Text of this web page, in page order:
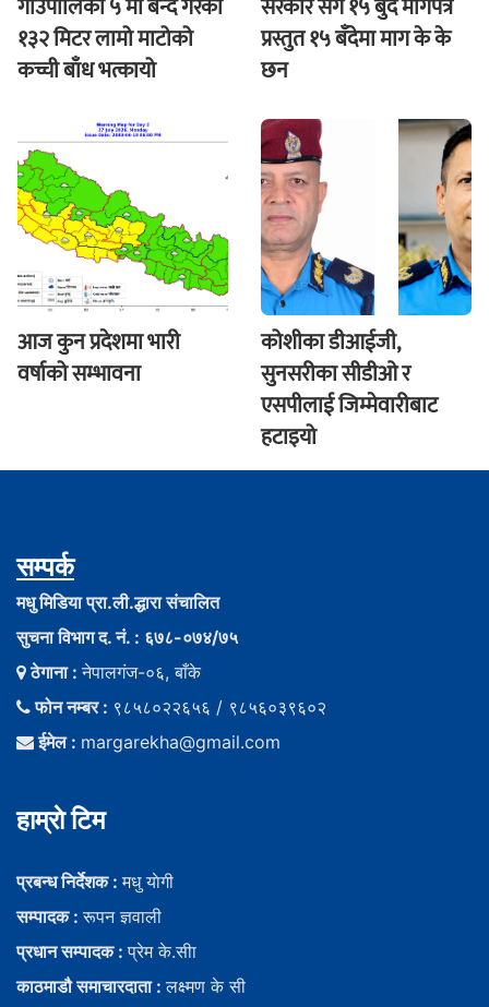
गाउँपालिका ५ मा बन्दै गरेका
१३२ मिटर लामो माटोको
कच्ची बाँध भत्कायो
सरकार संग १५ बुँदे मागपत्र
प्रस्तुत १५ बँदेमा माग के के
छन
आज कुन प्रदेशमा भारी
वर्षाको सम्भावना
कोशीका डीआईजी,
सुनसरीका सीडीओ र
एसपीलाई जिम्मेवारीबाट
हटाइयो
सम्पर्क
मधु मिडिया प्रा.ली.द्धारा संचालित
सुचना विभाग द. नं. : ६७८-०७४/७५
ठेगाना :नेपालगंज-०६, बाँके
फोन नम्बर : ९८५८०२२६५६ / ९८५६०३९६०२
ईमेल : margarekha@gmail.com
हाम्राे टिम
प्रबन्ध निर्देशक :मधु याेगी
सम्पादक :रूपन ज्ञवाली
प्रधान सम्पादक :प्रेम के.सीा
काठमाडौ समाचारदाता :लक्ष्मण के सी